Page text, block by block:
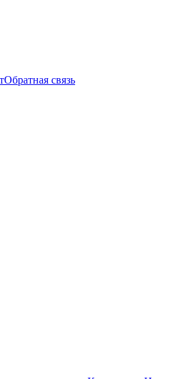
Обратная связь